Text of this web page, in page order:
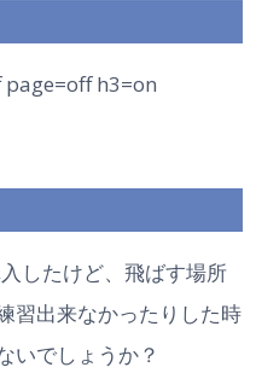
h3=on
したけど、飛ばす場所
習出来なかったりした時
いでしょうか？